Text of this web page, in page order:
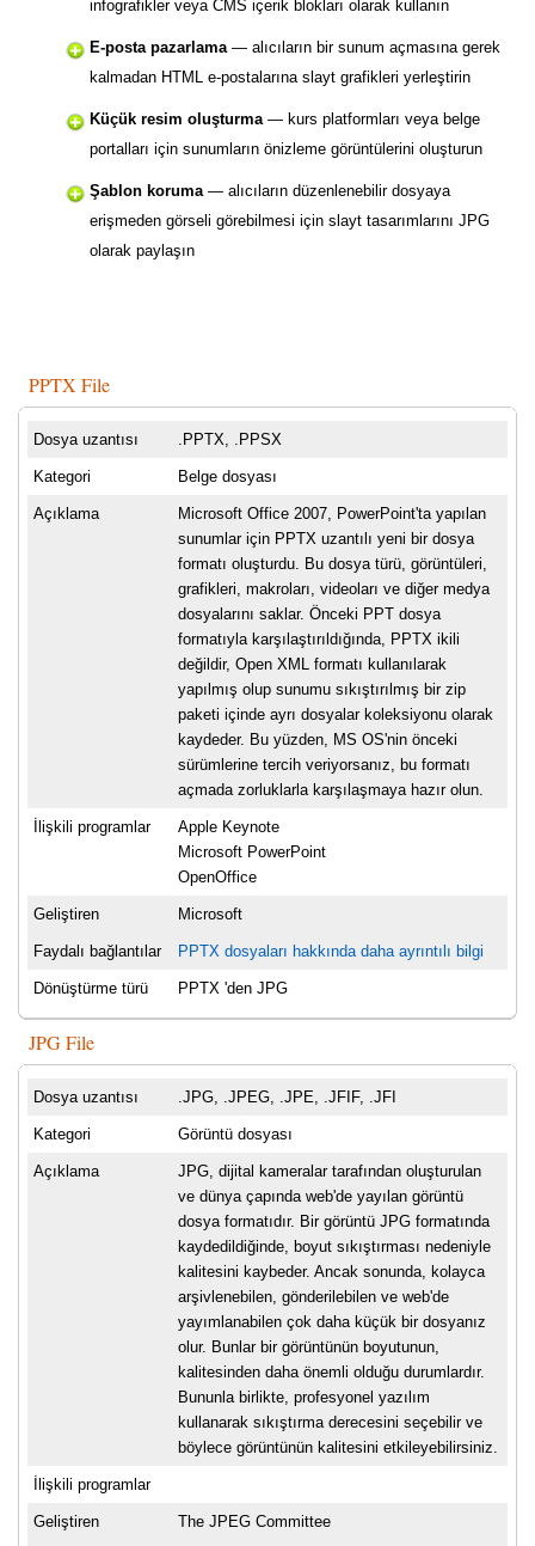
infografikler veya CMS içerik blokları olarak kullanın
E-posta pazarlama— alıcıların bir sunum açmasına gerek
kalmadan HTML e-postalarına slayt grafikleri yerleştirin
Küçük resim oluşturma— kurs platformları veya belge
portalları için sunumların önizleme görüntülerini oluşturun
Şablon koruma— alıcıların düzenlenebilir dosyaya
erişmeden görseli görebilmesi için slayt tasarımlarını JPG
olarak paylaşın
PPTX File
Dosya uzantısı .PPTX, .PPSX
Kategori Belge dosyası
Açıklama
Microsoft Office 2007, PowerPoint'ta yapılan
sunumlar için PPTX uzantılı yeni bir dosya
formatı oluşturdu. Bu dosya türü, görüntüleri,
grafikleri, makroları, videoları ve diğer medya
dosyalarını saklar. Önceki PPT dosya
formatıyla karşılaştırıldığında, PPTX ikili
değildir, Open XML formatı kullanılarak
yapılmış olup sunumu sıkıştırılmış bir zip
paketi içinde ayrı dosyalar koleksiyonu olarak
kaydeder. Bu yüzden, MS OS'nin önceki
sürümlerine tercih veriyorsanız, bu formatı
açmada zorluklarla karşılaşmaya hazır olun.
İlişkili programlar
Apple Keynote
Microsoft PowerPoint
OpenOffice
Geliştiren Microsoft
Faydalı bağlantılar PPTX dosyaları hakkında daha ayrıntılı bilgi
Dönüştürme türü PPTX 'den JPG
JPG File
Dosya uzantısı .JPG, .JPEG, .JPE, .JFIF, .JFI
Kategori Görüntü dosyası
Açıklama
JPG, dijital kameralar tarafından oluşturulan
ve dünya çapında web'de yayılan görüntü
dosya formatıdır. Bir görüntü JPG formatında
kaydedildiğinde, boyut sıkıştırması nedeniyle
kalitesini kaybeder. Ancak sonunda, kolayca
arşivlenebilen, gönderilebilen ve web'de
yayımlanabilen çok daha küçük bir dosyanız
olur. Bunlar bir görüntünün boyutunun,
kalitesinden daha önemli olduğu durumlardır.
Bununla birlikte, profesyonel yazılım
kullanarak sıkıştırma derecesini seçebilir ve
böylece görüntünün kalitesini etkileyebilirsiniz.
İlişkili programlar
Geliştiren The JPEG Committee